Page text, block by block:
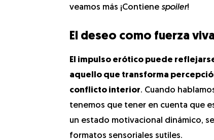
veamos más ¡Contiene spoiler!
El deseo como fuerza viva
El impulso erótico puede
aquello que transforma
conflicto interior. Cuando
tenemos que tener en cuenta que
un estado motivacional dinámico,
formatos sensoriales sutiles.